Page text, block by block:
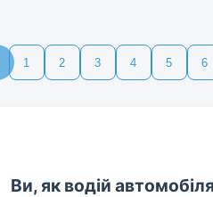
1 2 3 4 5 6
Ви, як водій